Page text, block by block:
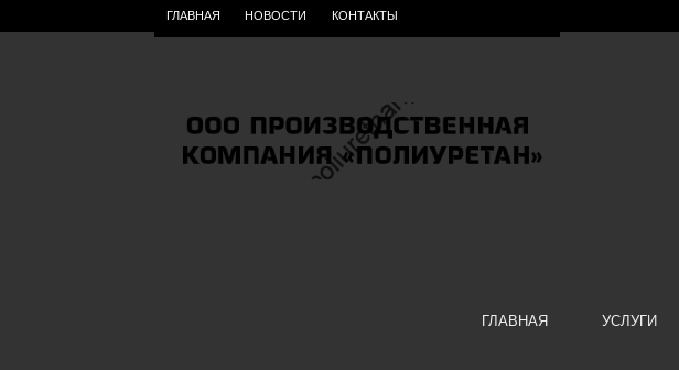
ГЛАВНАЯ НОВОСТИ КОНТАКТЫ
ГЛАВНАЯ УСЛУГИ